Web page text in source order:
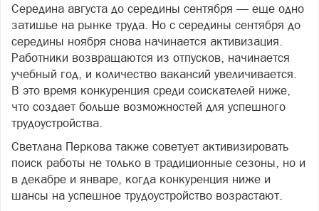
Середина августа до середины сентября — еще одно
затишье на рынке труда. Но с середины сентября до
середины ноября снова начинается активизация.
Работники возвращаются из отпусков, начинается
учебный год, и количество вакансий увеличивается.
В это время конкуренция среди соискателей ниже,
что создает больше возможностей для успешного
трудоустройства.
Светлана Перкова также советует активизировать
поиск работы не только в традиционные сезоны, но и
в декабре и январе, когда конкуренция ниже и
шансы на успешное трудоустройство возрастают.